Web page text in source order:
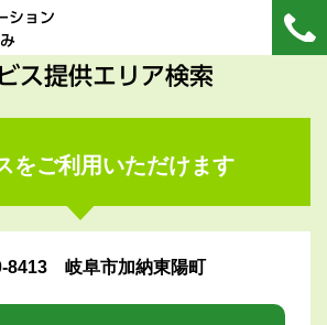
ション
ス提供エリア検索
をご利用いただけます
8413 岐阜市加納東陽町